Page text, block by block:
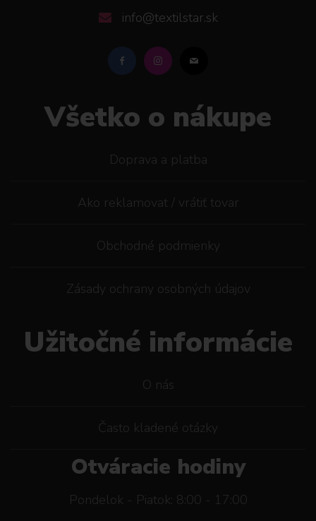
info@textilstar.sk
Všetko o nákupe
Doprava a platba
Ako reklamovat / vrátiť tovar
Obchodné podmienky
Zásady ochrany osobných údajov
Užitočné informácie
O nás
Často kladené otázky
Otváracie hodiny
Pondelok - Piatok: 8:00 - 17:00